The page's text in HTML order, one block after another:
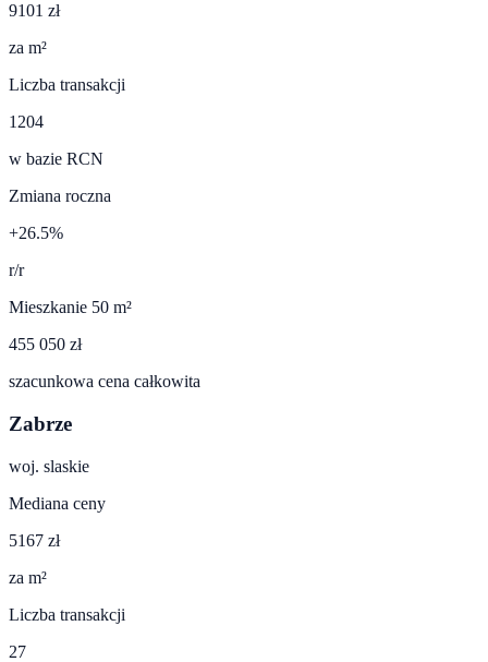
9101 zł
za m²
Liczba transakcji
1204
w bazie RCN
Zmiana roczna
+26.5%
r/r
Mieszkanie 50 m²
455 050 zł
szacunkowa cena całkowita
Zabrze
woj. slaskie
Mediana ceny
5167 zł
za m²
Liczba transakcji
27